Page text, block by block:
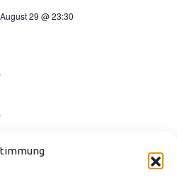
August 29 @ 23:30
der Herbstferien)